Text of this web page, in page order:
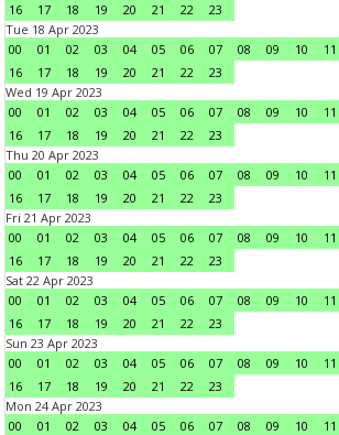
16
17 18 19 20 21 22
23
Tue 18 Apr 2023
00
01 02 03 04 05 06 07 08 09 10 11
16
17 18 19 20 21 22
23
Wed 19 Apr 2023
00
01 02 03 04 05 06 07 08 09 10 11
16
17 18 19 20 21 22
23
Thu 20 Apr 2023
00
01 02 03 04 05 06 07 08 09 10 11
16
17 18 19 20 21 22
23
Fri 21 Apr 2023
00
01 02 03 04 05 06 07 08 09 10 11
16
17 18 19 20 21 22
23
Sat 22 Apr 2023
00
01 02 03 04 05 06 07 08 09 10 11
16
17 18 19 20 21 22
23
Sun 23 Apr 2023
00
01 02 03 04 05 06 07 08 09 10 11
16
17 18 19 20 21 22
23
Mon 24 Apr 2023
00
01 02 03 04 05 06 07 08 09 10 11